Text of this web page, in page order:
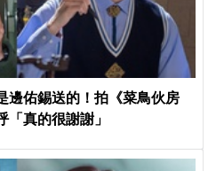
邊佑錫送的！拍《菜鳥伙房
真的很謝謝」